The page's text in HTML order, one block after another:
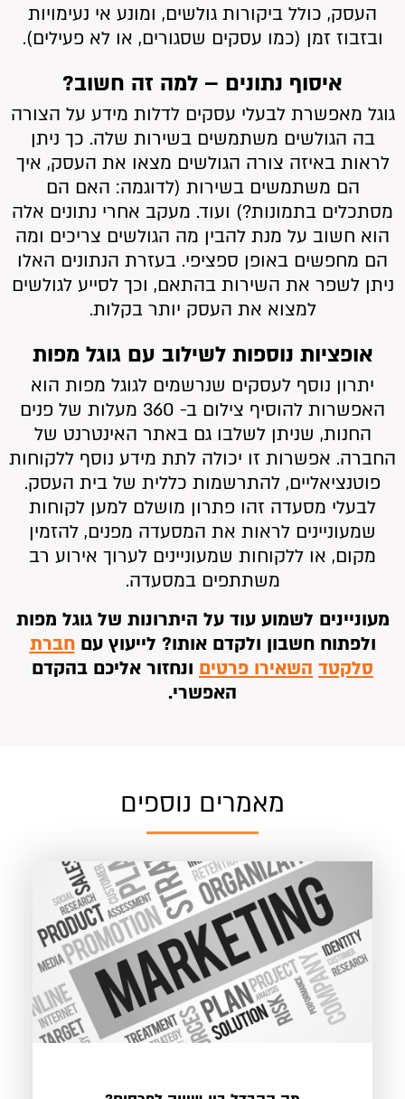
העסק, כולל ביקורות גולשים, ומונע אי נעימויות
ובזבוז זמן (כמו עסקים שסגורים, או לא פעילים).
איסוף נתונים – למה זה חשוב?
גוגל מאפשרת לבעלי עסקים לדלות מידע על הצורה
בה הגולשים משתמשים בשירות שלה. כך ניתן
לראות באיזה צורה הגולשים מצאו את העסק, איך
הם משתמשים בשירות (לדוגמה: האם הם
מסתכלים בתמונות?) ועוד. מעקב אחרי נתונים אלה
הוא חשוב על מנת להבין מה הגולשים צריכים ומה
הם מחפשים באופן ספציפי. בעזרת הנתונים האלו
ניתן לשפר את השירות בהתאם, וכך לסייע לגולשים
למצוא את העסק יותר בקלות.
אופציות נוספות לשילוב עם גוגל מפות
יתרון נוסף לעסקים שנרשמים לגוגל מפות הוא
האפשרות להוסיף צילום ב- 360 מעלות של פנים
החנות, שניתן לשלבו גם באתר האינטרנט של
החברה. אפשרות זו יכולה לתת מידע נוסף ללקוחות
פוטנציאליים, להתרשמות כללית של בית העסק.
לבעלי מסעדה זהו פתרון מושלם למען לקוחות
שמעוניינים לראות את המסעדה מפנים, להזמין
מקום, או ללקוחות שמעוניינים לערוך אירוע רב
משתתפים במסעדה.
מעוניינים לשמוע עוד על היתרונות של גוגל מפות
ולפתוח חשבון ולקדם אותו? לייעוץ עםחברת
סלקטד השאירו פרטים ונחזור אליכם בהקדם
האפשרי.
מאמרים נוספים